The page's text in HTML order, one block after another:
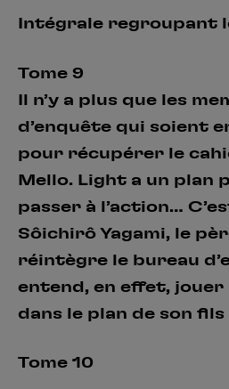
Intégrale regroupant
Tome 9
Il n’y a plus que les
d’enquête qui soient
pour récupérer le
Mello. Light a un plan
passer à l’action…
Sôichirô Yagami, le
réintègre le bureau
entend, en effet, jouer
dans le plan de son fils
Tome 10